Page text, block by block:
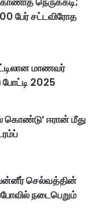
பேர் சட்டவிரோத
மாணவர்
2025
கொண்டு’ ஈரான் மீது
பன்னீர் செல்வத்தின்
நடைபெறும்